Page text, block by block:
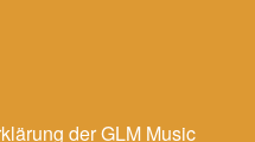
der GLM Music